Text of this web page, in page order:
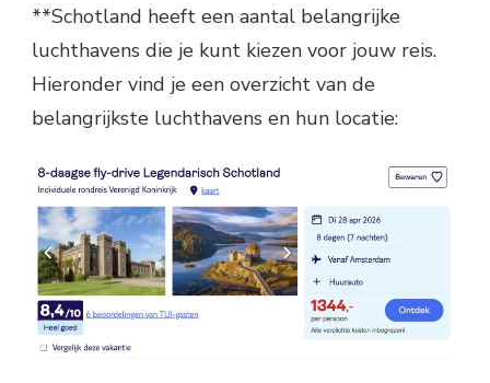
**Schotland heeft een aantal belangrijke
luchthavens die je kunt kiezen voor jouw reis.
Hieronder vind je een overzicht van de
belangrijkste luchthavens en hun locatie: